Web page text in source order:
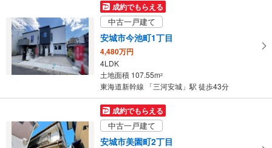
成約でもらえる
中古一戸建て
安城市今池町1丁目
4,480万円
4LDK
土地面積 107.55m2
東海道新幹線 「三河安城」駅 徒歩43分
成約でもらえる
中古一戸建て
安城市美園町2丁目